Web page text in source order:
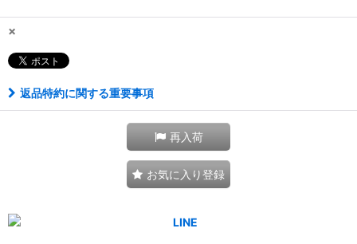
×
返品特約に関する重要事項
再入荷
お気に入り登録